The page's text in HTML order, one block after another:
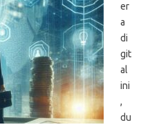
er
a
di
git
al
ini
,
du